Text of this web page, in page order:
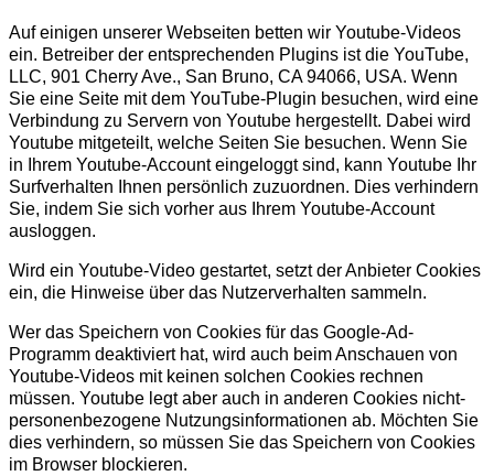
Auf einigen unserer Webseiten betten wir Youtube-Videos
ein. Betreiber der entsprechenden Plugins ist die YouTube,
LLC, 901 Cherry Ave., San Bruno, CA 94066, USA. Wenn
Sie eine Seite mit dem YouTube-Plugin besuchen, wird eine
Verbindung zu Servern von Youtube hergestellt. Dabei wird
Youtube mitgeteilt, welche Seiten Sie besuchen. Wenn Sie
in Ihrem Youtube-Account eingeloggt sind, kann Youtube Ihr
Surfverhalten Ihnen persönlich zuzuordnen. Dies verhindern
Sie, indem Sie sich vorher aus Ihrem Youtube-Account
ausloggen.
Wird ein Youtube-Video gestartet, setzt der Anbieter Cookies
ein, die Hinweise über das Nutzerverhalten sammeln.
Wer das Speichern von Cookies für das Google-Ad-
Programm deaktiviert hat, wird auch beim Anschauen von
Youtube-Videos mit keinen solchen Cookies rechnen
müssen. Youtube legt aber auch in anderen Cookies nicht-
personenbezogene Nutzungsinformationen ab. Möchten Sie
dies verhindern, so müssen Sie das Speichern von Cookies
im Browser blockieren.